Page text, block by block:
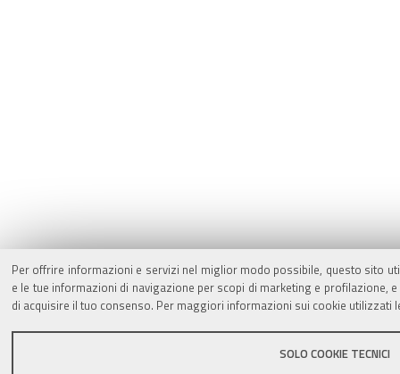
Per offrire informazioni e servizi nel miglior modo possibile, questo sito
e le tue informazioni di navigazione per scopi di marketing e
di acquisire il tuo consenso. Per maggiori informazioni sui cookie utilizzati
SOLO COOKIE TECNICI